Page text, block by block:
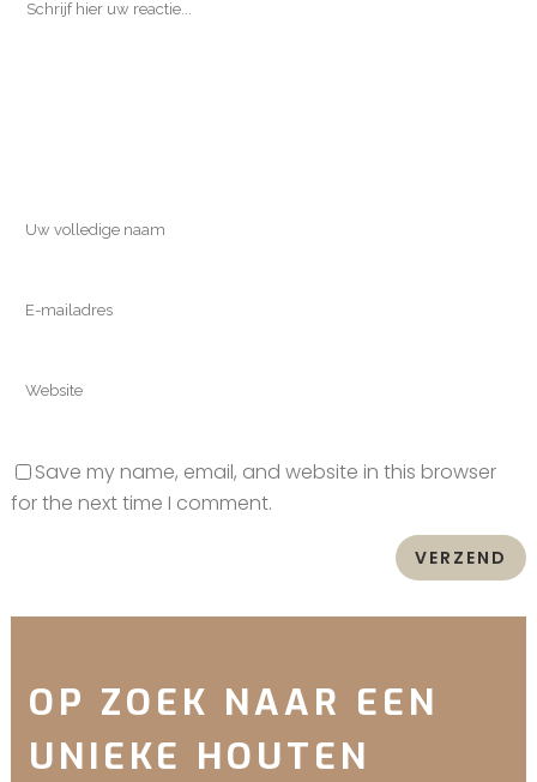
Save my name, email, and website in this browser
for the next time I comment.
OP ZOEK NAAR EEN
UNIEKE HOUTEN